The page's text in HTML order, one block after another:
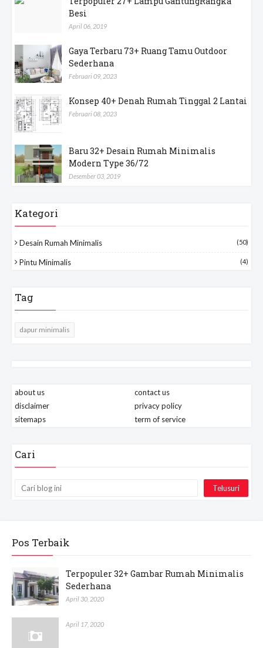
Besi
April 06, 2019
Gaya Terbaru 73+ Ruang Tamu Outdoor
Sederhana
Februari 09, 2023
Konsep 40+ Denah Rumah Tinggal 2 Lantai
Februari 08, 2023
Baru 32+ Desain Rumah Minimalis
Modern Type 36/72
Desember 03, 2019
Kategori
Desain Rumah Minimalis (50)
Pintu Minimalis (4)
Tag
dapur minimalis
about us
contact us
disclaimer
privacy policy
sitemaps
term of service
Cari
Pos Terbaik
Terpopuler 32+ Gambar Rumah Minimalis
Sederhana
April 30, 2020
April 17, 2020